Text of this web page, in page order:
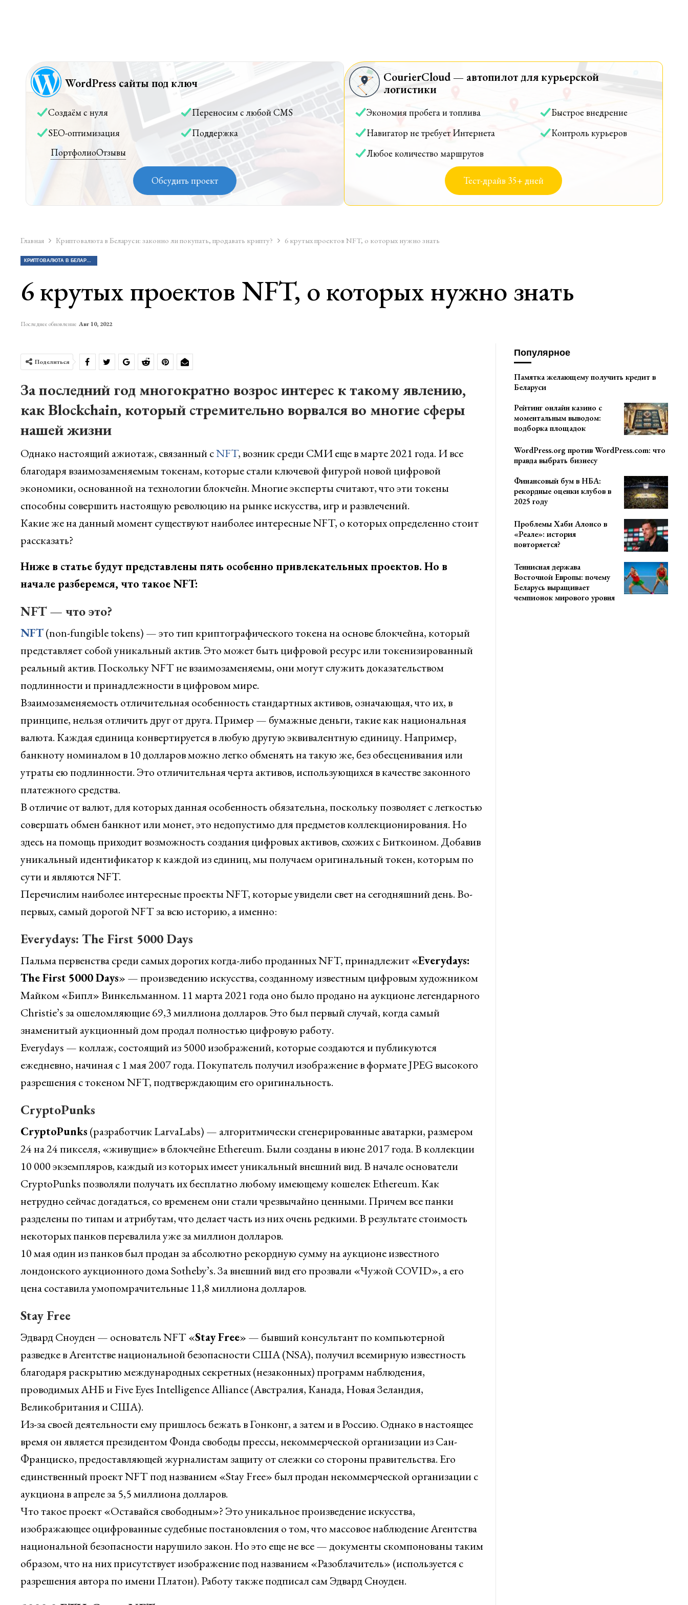
WordPress сайты под ключ
Создаём с нуля
Переносим с любой CMS
SEO-оптимизация
Поддержка
ПортфолиоОтзывы
Обсудить проект
CourierCloud — автопилот для курьерской
логистики
Экономия пробега и топлива
Быстрое внедрение
Навигатор не требует Интернета
Контроль курьеров
Любое количество маршрутов
Тест-драйв 35+ дней
Главная Криптовалюта в Беларуси: законно ли покупать, продавать крипту? 6 крутых проектов NFT, о которых нужно знать
КРИПТОВАЛЮТА В БЕЛАРУСИ: ЗАКОННО ЛИ ПОКУПАТЬ, ПРОДАВАТЬ КРИПТУ?
6 крутых проектов NFT, о которых нужно знать
Последнее обновление Авг 10, 2022
Поделиться
За последний год многократно возрос интерес к такому явлению,
как Blockchain, который стремительно ворвался во многие сферы
нашей жизни
Однако настоящий ажиотаж, связанный сNFT, возник среди СМИ еще в марте 2021 года. И все
благодаря взаимозаменяемым токенам, которые стали ключевой фигурой новой цифровой
экономики, основанной на технологии блокчейн. Многие эксперты считают, что эти токены
способны совершить настоящую революцию на рынке искусства, игр и развлечений.
Какие же на данный момент существуют наиболее интересные NFT, о которых определенно стоит
рассказать?
Ниже в статье будут представлены пять особенно привлекательных проектов. Но в
начале разберемся, что такое NFT:
NFT — что это?
NFT(non-fungible tokens) — это тип криптографического токена на основе блокчейна, который
представляет собой уникальный актив. Это может быть цифровой ресурс или токенизированный
реальный актив. Поскольку NFT не взаимозаменяемы, они могут служить доказательством
подлинности и принадлежности в цифровом мире.
Взаимозаменяемость отличительная особенность стандартных активов, означающая, что их, в
принципе, нельзя отличить друг от друга. Пример — бумажные деньги, такие как национальная
валюта. Каждая единица конвертируется в любую другую эквивалентную единицу. Например,
банкноту номиналом в 10 долларов можно легко обменять на такую же, без обесценивания или
утраты ею подлинности. Это отличительная черта активов, использующихся в качестве законного
платежного средства.
В отличие от валют, для которых данная особенность обязательна, поскольку позволяет с легкостью
совершать обмен банкнот или монет, это недопустимо для предметов коллекционирования. Но
здесь на помощь приходит возможность создания цифровых активов, схожих с Биткоином. Добавив
уникальный идентификатор к каждой из единиц, мы получаем оригинальный токен, которым по
сути и являются NFT.
Перечислим наиболее интересные проекты NFT, которые увидели свет на сегодняшний день. Во-
первых, самый дорогой NFT за всю историю, а именно:
Everydays: The First 5000 Days
Пальма первенства среди самых дорогих когда-либо проданных NFT, принадлежит «Everydays:
The First 5000 Days» — произведению искусства, созданному известным цифровым художником
Майком «Бипл» Винкельманном. 11 марта 2021 года оно было продано на аукционе легендарного
Christie’s за ошеломляющие 69,3 миллиона долларов. Это был первый случай, когда самый
знаменитый аукционный дом продал полностью цифровую работу.
Everydays — коллаж, состоящий из 5000 изображений, которые создаются и публикуются
ежедневно, начиная с 1 мая 2007 года. Покупатель получил изображение в формате JPEG высокого
разрешения с токеном NFT, подтверждающим его оригинальность.
CryptoPunks
CryptoPunks (разработчик LarvaLabs) — алгоритмически сгенерированные аватарки, размером
24 на 24 пикселя, «живущие» в блокчейне Ethereum. Были созданы в июне 2017 года. В коллекции
10 000 экземпляров, каждый из которых имеет уникальный внешний вид. В начале основатели
CryptoPunks позволяли получать их бесплатно любому имеющему кошелек Ethereum. Как
нетрудно сейчас догадаться, со временем они стали чрезвычайно ценными. Причем все панки
разделены по типам и атрибутам, что делает часть из них очень редкими. В результате стоимость
некоторых панков перевалила уже за миллион долларов.
10 мая один из панков был продан за абсолютно рекордную сумму на аукционе известного
лондонского аукционного дома Sotheby’s. За внешний вид его прозвали «Чужой COVID», а его
цена составила умопомрачительные 11,8 миллиона долларов.
Stay Free
Эдвард Сноуден — основатель NFT «Stay Free» — бывший консультант по компьютерной
разведке в Агентстве национальной безопасности США (NSA), получил всемирную известность
благодаря раскрытию международных секретных (незаконных) программ наблюдения,
проводимых АНБ и Five Eyes Intelligence Alliance (Австралия, Канада, Новая Зеландия,
Великобритания и США).
Из-за своей деятельности ему пришлось бежать в Гонконг, а затем и в Россию. Однако в настоящее
время он является президентом Фонда свободы прессы, некоммерческой организации из Сан-
Франциско, предоставляющей журналистам защиту от слежки со стороны правительства. Его
единственный проект NFT под названием «Stay Free» был продан некоммерческой организации с
аукциона в апреле за 5,5 миллиона долларов.
Что такое проект «Оставайся свободным»? Это уникальное произведение искусства,
изображающее оцифрованные судебные постановления о том, что массовое наблюдение Агентства
национальной безопасности нарушило закон. Но это еще не все — документы скомпонованы таким
образом, что на них присутствует изображение под названием «Разоблачитель» (используется с
разрешения автора по имени Платон). Работу также подписал сам Эдвард Сноуден.
Популярное
Памятка желающему получить кредит в
Беларуси
Рейтинг онлайн казино с
моментальным выводом:
подборка площадок
WordPress.org против WordPress.com: что
правда выбрать бизнесу
Финансовый бум в НБА:
рекордные оценки клубов в
2025 году
Проблемы Хаби Алонсо в
«Реале»: история
повторяется?
Теннисная держава
Восточной Европы: почему
Беларусь выращивает
чемпионок мирового уровня